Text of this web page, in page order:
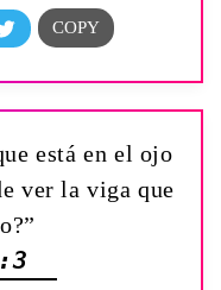
está en el ojo
ver la viga que